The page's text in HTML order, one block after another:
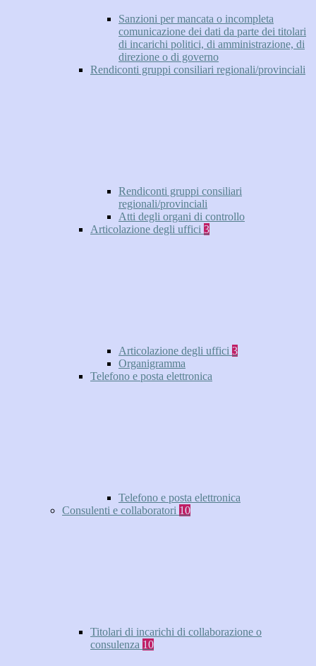
Sanzioni per mancata o incompleta
comunicazione dei dati da parte dei titolari
di incarichi politici, di amministrazione, di
direzione o di governo
Rendiconti gruppi consiliari regionali/provinciali
Rendiconti gruppi consiliari
regionali/provinciali
Atti degli organi di controllo
Articolazione degli uffici 3
Articolazione degli uffici 3
Organigramma
Telefono e posta elettronica
Telefono e posta elettronica
Consulenti e collaboratori 10
Titolari di incarichi di collaborazione o
consulenza 10